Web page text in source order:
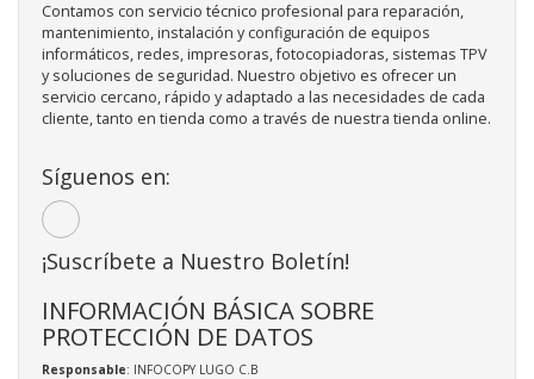
Contamos con servicio técnico profesional para reparación,
mantenimiento, instalación y configuración de equipos
informáticos, redes, impresoras, fotocopiadoras, sistemas TPV
y soluciones de seguridad. Nuestro objetivo es ofrecer un
servicio cercano, rápido y adaptado a las necesidades de cada
cliente, tanto en tienda como a través de nuestra tienda online.
Síguenos en:
¡Suscríbete a Nuestro Boletín!
INFORMACIÓN BÁSICA SOBRE
PROTECCIÓN DE DATOS
Responsable: INFOCOPY LUGO C.B